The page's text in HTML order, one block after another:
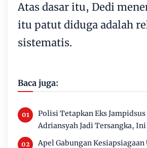
Atas dasar itu, Dedi
itu patut diduga adalah
sistematis.
Baca juga:
Polisi Tetapkan Eks
Adriansyah Jadi Tersangka, Ini
Apel Gabungan Kesiapsiagaan